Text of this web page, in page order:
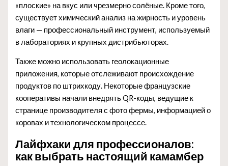
«плоские» на вкус или чрезмерно солёные. Кроме того,
существует химический анализ на жирность и уровень
влаги — профессиональный инструмент, используемый
в лабораториях и крупных дистрибьюторах.
Также можно использовать геолокационные
приложения, которые отслеживают происхождение
продуктов по штрихкоду. Некоторые французские
кооперативы начали внедрять QR-коды, ведущие к
странице производителя с фото фермы, информацией о
коровах и технологическом процессе.
Лайфхаки для профессионалов:
как выбрать настоящий камамбер